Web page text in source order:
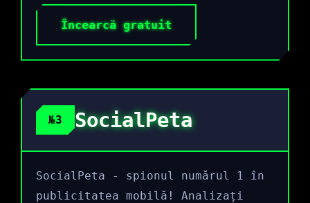
Încearcă gratuit
№3 SocialPeta
SocialPeta - spionul numărul 1 în
publicitatea mobilă! Analizați